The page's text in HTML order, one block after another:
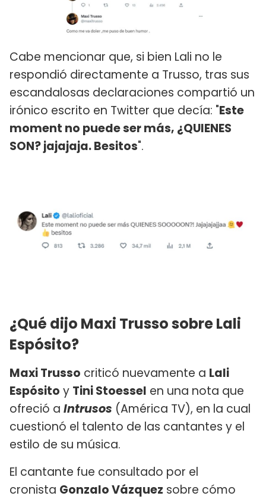
Cabe mencionar que, si bien Lali no le
respondió directamente a Trusso, tras sus
escandalosas declaraciones compartió un
irónico escrito en Twitter que decía: "Este
moment no puede ser más, ¿QUIENES
SON? jajajaja. Besitos".
¿Qué dijo Maxi Trusso sobre Lali
Espósito?
Maxi Trusso criticó nuevamente a Lali
Espósito y Tini Stoessel en una nota que
ofreció a Intrusos (América TV), en la cual
cuestionó el talento de las cantantes y el
estilo de su música.
El cantante fue consultado por el
cronista Gonzalo Vázquez sobre cómo